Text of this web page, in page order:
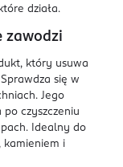
działa.
zawodzi
który usuwa
się w
Jego
czyszczeniu
Idealny do
kamieniem i